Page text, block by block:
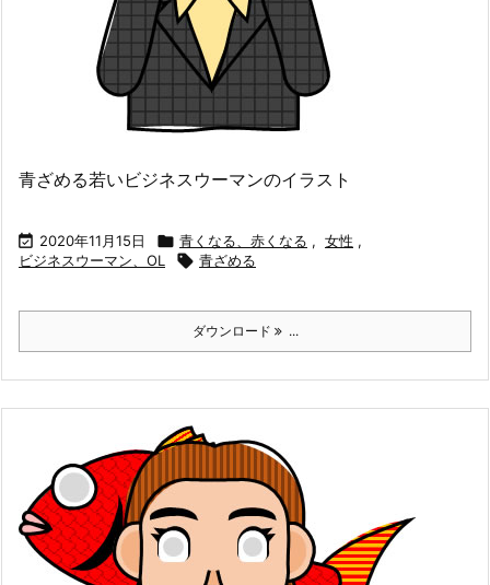
青ざめる若いビジネスウーマンのイラスト
 2020年11月15日  青くなる、赤くなる , 女性 ,
ビジネスウーマン、OL
 青ざめる
ダウンロード ...